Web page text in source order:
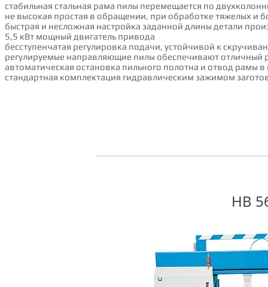
стабильная стальная рама пилы перемещается по
не высокая простая в обращении, при обработке тяжелых и
быстрая и несложная настройка заданной длины детали
5,5 кВт мощный двигатель привода
бесступенчатая регулировка подачи, устойчивой к
регулируемые направляющие пилы обеспечивают отличный
автоматическая остановка пильного полотна и отвод рамы
стандартная комплектация гидравлическим зажимом
HB